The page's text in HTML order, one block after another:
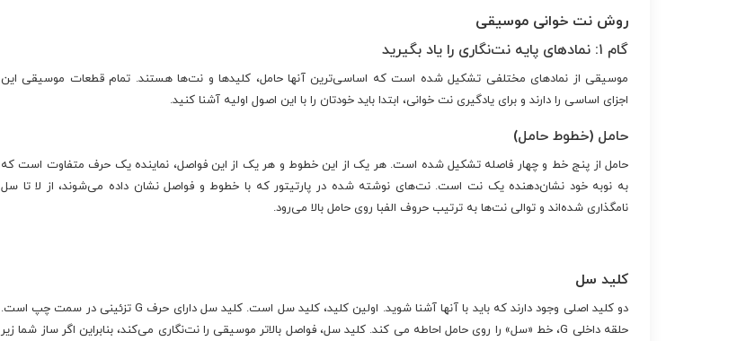
روش نت خوانی موسیقی
گام ۱: نمادهای پایه نت‌نگاری را یاد بگیرید
موسیقی از نمادهای مختلفی تشکیل شده است که اساسی‌ترین آنها حامل، کلیدها و نت‌ها هستند. تمام قطعات موسیقی این
اجزای اساسی را دارند و برای یادگیری نت خوانی، ابتدا باید خودتان را با این اصول اولیه آشنا کنید.
حامل (خطوط حامل)
حامل از پنج خط و چهار فاصله تشکیل شده است. هر یک از این خطوط و هر یک از این فواصل، نماینده یک حرف متفاوت است که
به نوبه خود نشان‌دهنده یک نت است. نت‌های نوشته شده در پارتیتور که با خطوط و فواصل نشان داده می‌شوند، از لا تا سل
نامگذاری شده‌اند و توالی نت‌ها به ترتیب حروف الفبا روی حامل بالا می‌رود.
کلید سل
دو کلید اصلی وجود دارند که باید با آنها آشنا شوید. اولین کلید، کلید سل است. کلید سل دارای حرف G تزئینی در سمت چپ است.
حلقه داخلی G، خط «سل» را روی حامل احاطه می کند. کلید سل، فواصل بالاتر موسیقی را نت‌نگاری می‌کند، بنابراین اگر ساز شما زیر